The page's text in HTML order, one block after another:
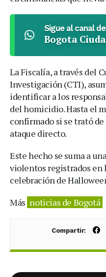
Sigue al canal
Bogota
La Fiscalía, a través del
Investigación (CTI),
identificar a los
del homicidio. Hasta el
confirmado si se trató
ataque directo.
Este hecho se suma a
violentos registrados en
celebración de
Más noticias de Bogotá
Compartir: